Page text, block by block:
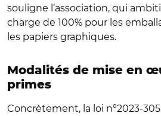
souligne l’association, qui
charge de 100% pour les
les papiers graphiques.
Modalités de mise en
primes
Concrètement, la loi n°2023-